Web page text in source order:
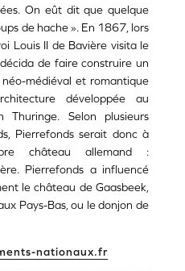
On eût dit que quelque
de hache ». En 1867, lors
Louis II de Bavière visita le
de faire construire un
médiéval et romantique
développée au
Selon plusieurs
Pierrefonds serait donc à
château allemand :
Pierrefonds a influencé
le château de Gaasbeek,
Pays-Bas, ou le donjon de
nationaux.fr